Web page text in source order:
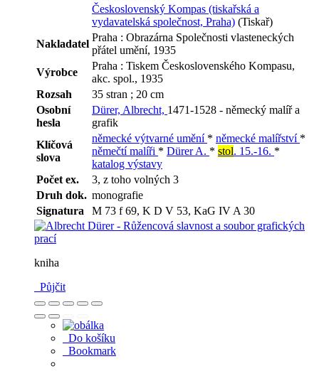
Československý Kompas (tiskařská a
vydavatelská společnost, Praha) (Tiskař)
Nakladatel
Praha : Obrazárna Společnosti vlasteneckých
přátel umění, 1935
Výrobce
Praha : Tiskem Československého Kompasu,
akc. spol., 1935
Rozsah
35 stran ; 20 cm
Osobní
hesla
Dürer, Albrecht, 1471-1528 - německý malíř a
grafik
Klíčová
slova
německé výtvarné umění * německé malířství *
němečtí malíři * Dürer A. * stol. 15.-16. *
katalog výstavy
Počet ex.
3, z toho volných 3
Druh dok. monografie
Signatura
M 73 f 69, K D V 53, KaG IV A 30
kniha
Půjčit
Do košíku
Bookmark